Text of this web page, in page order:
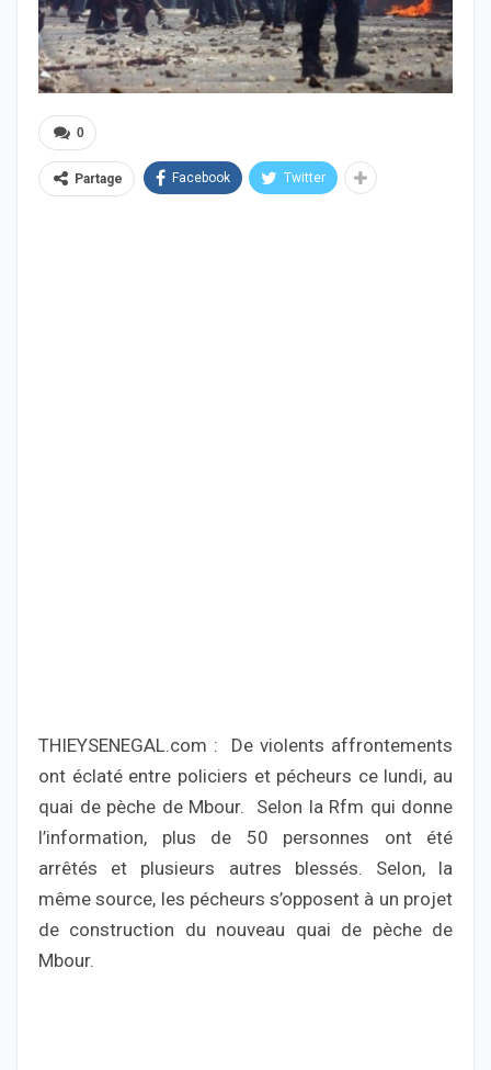
0
Partage Facebook Twitter
THIEYSENEGAL.com : De violents affrontements
ont éclaté entre policiers et pécheurs ce lundi, au
quai de pèche de Mbour. Selon la Rfm qui donne
l’information, plus de 50 personnes ont été
arrêtés et plusieurs autres blessés. Selon, la
même source, les pécheurs s’opposent à un projet
de construction du nouveau quai de pèche de
Mbour.